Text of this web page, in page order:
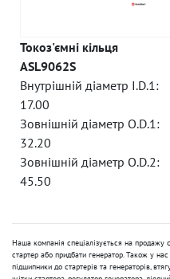
Токоз'ємні кільця
ASL9062S
Внутрішній діаметр I.D.1:
17.00
Зовнішній діаметр O.D.1:
32.20
Зовнішній діаметр O.D.2:
45.50
Наша компанія спеціалізується на продажу
стартер або придбати генератор. Також у
підшипники до стартерів та генераторів,